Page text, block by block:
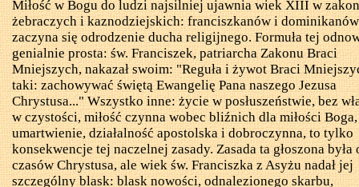
Miłość w Bogu do ludzi najsilniej ujawnia wiek XIII w
żebraczych i kaznodziejskich: franciszkanów i
zaczyna się odrodzenie ducha religijnego. Formuła tej
genialnie prosta: św. Franciszek, patriarcha Zakonu Braci
Mniejszych, nakazał swoim: "Reguła i żywot Braci
taki: zachowywać świętą Ewangelię Pana naszego Jezusa
Chrystusa..." Wszystko inne: życie w posłuszeństwie, bez
w czystości, miłość czynna wobec bliźnich dla miłości Boga,
umartwienie, działalność apostolska i dobroczynna, to tylko
konsekwencje tej naczelnej zasady. Zasada ta głoszona była
czasów Chrystusa, ale wiek św. Franciszka z Asyżu nadał jej
szczególny blask: blask nowości, odnalezionego skarbu,